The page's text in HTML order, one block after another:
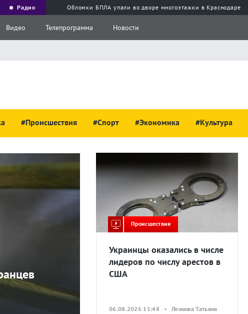
Радио Обломки БПЛА упали во дворе многоэтажки в Краснодаре
Видео Телепрограмма Новости
#Происшествия #Спорт #Экономика #Культура
Происшествия
Украинцы оказались в числе
лидеров по числу арестов в
США
06.08.2026 11:48 • Леонова Татьяна